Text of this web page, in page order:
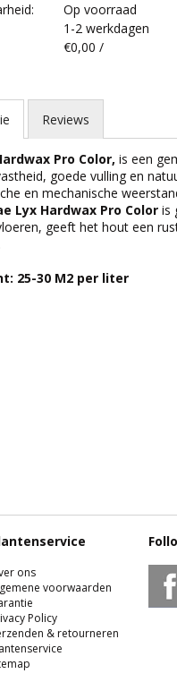
Op voorraad
1-2 werkdagen
€0,00 /
Reviews
Pro Color, is een
goede vulling en
en mechanische
Lyx Hardwax Pro Color is
geeft het hout een
25-30 M2 per liter
ons
voorwaarden
Policy
& retourneren